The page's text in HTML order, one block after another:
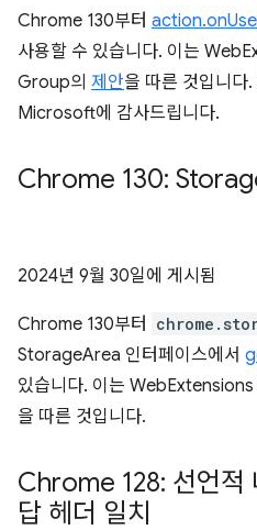
Chrome 130부터
사용할 수 있습니다. 이는
Group의 제안을 따른 것입니
Microsoft에 감사드립니다.
Chrome 130:
2024년 9월 30일에 게시됨
Chrome 130부터
StorageArea 인터페이스에서
있습니다. 이는
을 따른 것입니다.
Chrome 128: 선언적
답 헤더 일치